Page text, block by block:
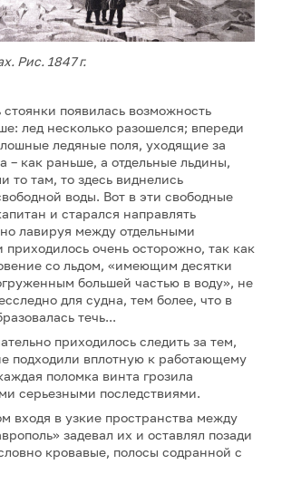
Рис. 1847 г.
появилась возможность
лед несколько разошелся; впереди
ледяные поля, уходящие за
– как раньше, а отдельные льдины,
то там, то здесь виднелись
воды. Вот в эти свободные
и старался направлять
лавируя между отдельными
очень осторожно, так как
со льдом, «имеющим десятки
большей частью в воду», не
для судна, тем более, что в
течь...
приходилось следить за тем,
подходили вплотную к работающему
поломка винта грозила
серьезными последствиями.
входя в узкие пространства между
задевал их и оставлял позади
кровавые, полосы содранной с